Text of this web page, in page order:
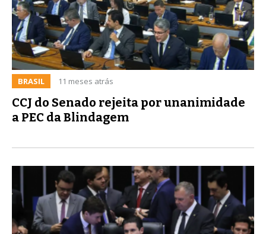
BRASIL 11 meses atrás
CCJ do Senado rejeita por unanimidade
a PEC da Blindagem